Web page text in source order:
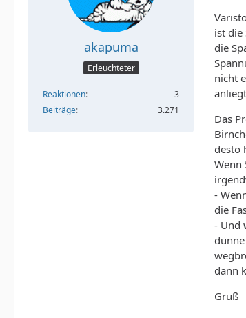
akapuma
Erleuchteter
Reaktionen
3
Beiträge
3.271
ist die
die
nicht
Das
desto
Wenn
-
die
- Und
dann
Gruß